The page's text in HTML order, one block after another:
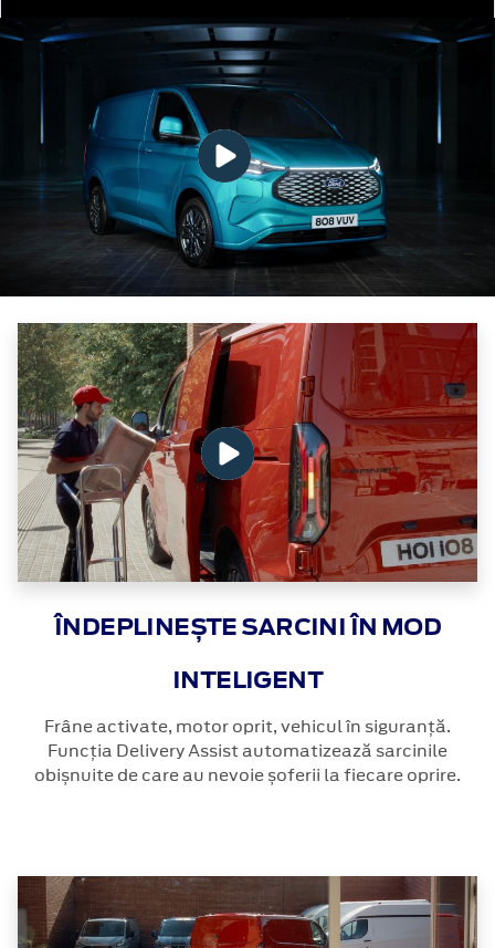
ÎNDEPLINEȘTE SARCINI ÎN MOD
INTELIGENT
Frâne activate, motor oprit, vehicul în siguranță.
Funcția Delivery Assist automatizează sarcinile
obișnuite de care au nevoie șoferii la fiecare oprire.